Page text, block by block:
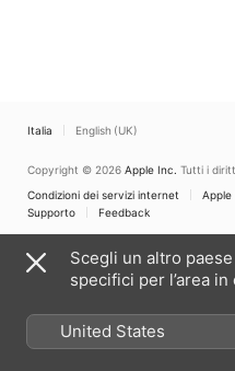
Italia English (UK)
Copyright © 2026 Apple Inc. Tutti i
Condizioni dei servizi internet
Apple
Supporto
Feedback
Scegli un altro
specifici per l’area
United States